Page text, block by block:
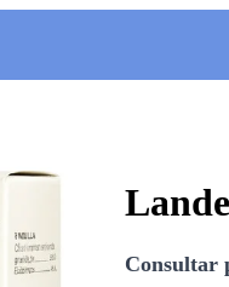
Consultar